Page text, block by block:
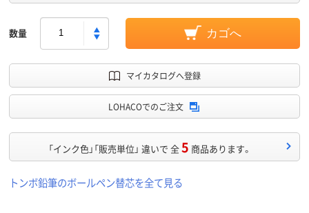
数量 カゴへ
マイカタログへ登録
LOHACOでのご注文
「インク色」「販売単位」 違いで 全5 商品あります。
トンボ鉛筆のボールペン替芯を全て見る